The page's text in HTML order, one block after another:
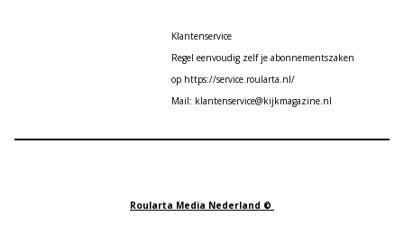
Klantenservice
Regel eenvoudig zelf je abonnementszaken
op https://service.roularta.nl/
Mail: klantenservice@kijkmagazine.nl
Roularta Media Nederland ©